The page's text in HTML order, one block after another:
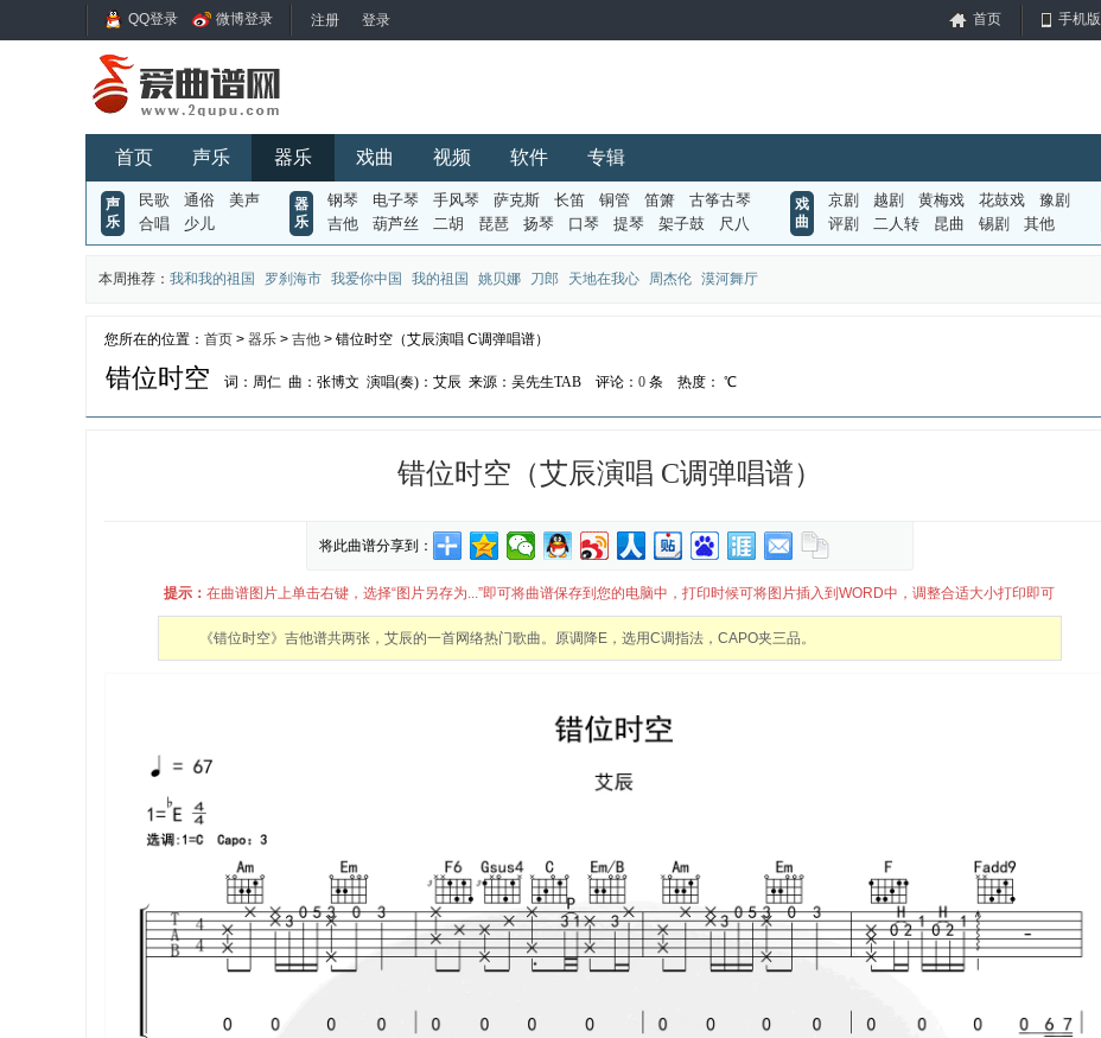
QQ登录 微博登录 首页 手机版
首页 声乐 器乐 戏曲 视频 软件 专辑
声
乐
民歌 通俗
美声
合唱
少儿
器
乐
钢琴 电子琴 手风琴 萨克斯 长笛 铜管 笛箫
古筝古琴
吉他
葫芦丝 二胡 琵琶 扬琴 口琴 提琴 架子鼓 尺八
戏
曲
京剧 越剧 黄梅戏 花鼓戏
豫剧
评剧
二人转 昆曲 锡剧 其他
本周推荐： 我和我的祖国 罗刹海市 我爱你中国 我的祖国 姚贝娜 刀郎 天地在我心 周杰伦 漠河舞厅
您所在的位置： 首页 > 器乐 > 吉他 > 错位时空（艾辰演唱 C调弹唱谱）
错位时空 词：周仁 曲：张博文 演唱(奏)：艾辰 来源：吴先生TAB 评论： 0 条 热度： ℃
错位时空（艾辰演唱 C调弹唱谱）
将此曲谱分享到：
提示： 在曲谱图片上单击右键，选择“图片另存为...”即可将曲谱保存到您的电脑中，打印时候可将图片插入到WORD中，调整合适大小打印即可
《错位时空》吉他谱共两张，艾辰的一首网络热门歌曲。原调降E，选用C调指法，CAPO夹三品。